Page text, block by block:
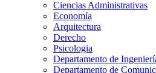
Ciencias Administrativas
Economía
Arquitectura
Derecho
Psicologia
Departamento de
Departamento de